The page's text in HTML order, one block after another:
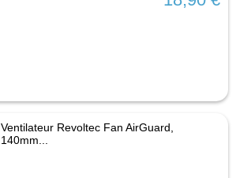
Ventilateur Revoltec Fan AirGuard,
140mm...